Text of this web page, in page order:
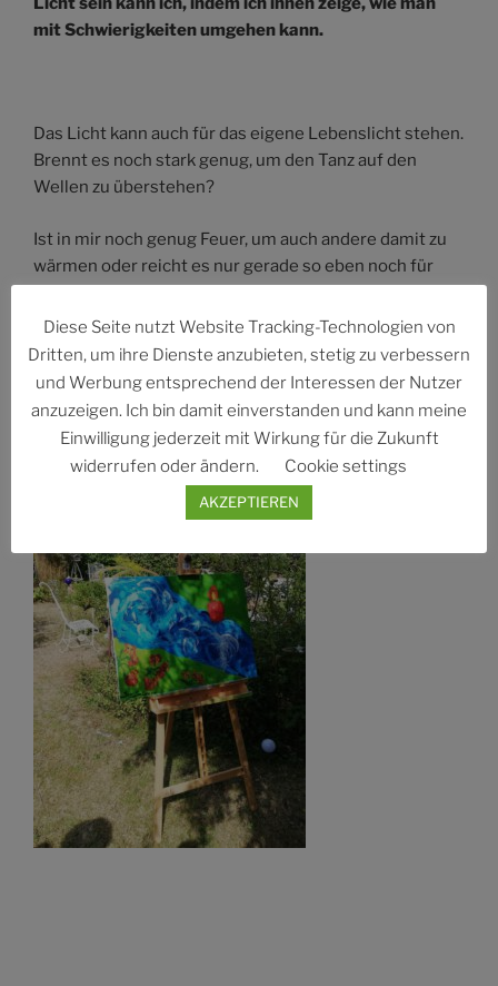
mit Schwierigkeiten umgehen kann.
Das Licht kann auch für das eigene Lebenslicht stehen.
Brennt es noch stark genug, um den Tanz auf den
Wellen zu überstehen?
Ist in mir noch genug Feuer, um auch andere damit zu
wärmen oder reicht es nur gerade so eben noch für
Und mit Blick auf die Blumen im Vordergrund könnte
Wo blühe ich auf? Ist es die Gemeinschaft mit anderen,
die mich zum Blühen bringt?
Oder blühe ich lieber im Verborgenen?
Diese Seite nutzt Website Tracking-Technologien von
Dritten, um ihre Dienste anzubieten, stetig zu verbessern
und Werbung entsprechend der Interessen der Nutzer
anzuzeigen. Ich bin damit einverstanden und kann meine
Einwilligung jederzeit mit Wirkung für die Zukunft
widerrufen oder ändern.
Cookie settings
AKZEPTIEREN